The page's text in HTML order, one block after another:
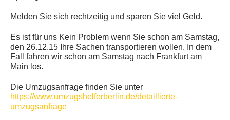
Melden Sie sich rechtzeitig und sparen Sie viel Geld.
Es ist für uns Kein Problem wenn Sie schon am Samstag,
den 26.12.15 Ihre Sachen transportieren wollen. In dem
Fall fahren wir schon am Samstag nach Frankfurt am
Main los.
Die Umzugsanfrage finden Sie unter
https://www.umzugshelferberlin.de/detaillierte-
umzugsanfrage